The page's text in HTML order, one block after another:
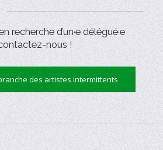
recherche d’un·e délégué·e
nous !
des artistes intermittents